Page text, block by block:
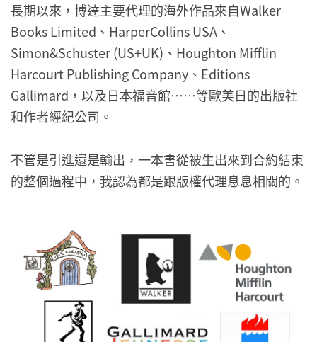
長期以來，博達主要代理的海外作品來自Walker
Books Limited、HarperCollins USA、
Simon&Schuster (US+UK)、Houghton Mifflin
Harcourt Publishing Company、Editions
Gallimard，以及日本福音館……等歐美日的出版社
和作者經紀公司。
不管是引進還是輸出，一本書從被生出來到合約結束
的整個過程中，我認為都是跟版權代理息息相關的。